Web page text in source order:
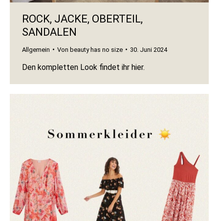
ROCK, JACKE, OBERTEIL,
SANDALEN
Allgemein Von beauty has no size 30. Juni 2024
Den kompletten Look findet ihr hier.